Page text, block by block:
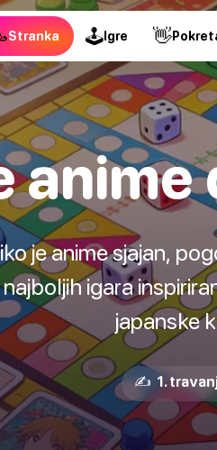
Stranka 🕹Igre 👋
je anime sjajan,
igara
japanske
✍️ 1.